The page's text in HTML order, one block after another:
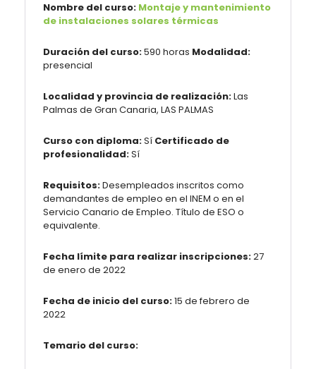
Nombre del curso: Montaje y mantenimiento
de instalaciones solares térmicas
Duración del curso:590 horas Modalidad:
presencial
Localidad y provincia de realización:Las
Palmas de Gran Canaria, LAS PALMAS
Curso con diploma:Sí Certificado de
profesionalidad:Sí
Requisitos:Desempleados inscritos como
demandantes de empleo en el INEM o en el
Servicio Canario de Empleo. Título de ESO o
equivalente.
Fecha límite para realizar inscripciones:27
de enero de 2022
Fecha de inicio del curso:15 de febrero de
2022
Temario del curso: